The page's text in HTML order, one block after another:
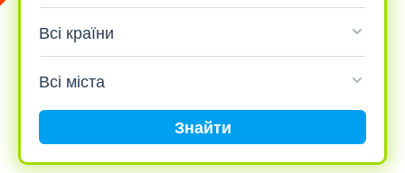
Знайти